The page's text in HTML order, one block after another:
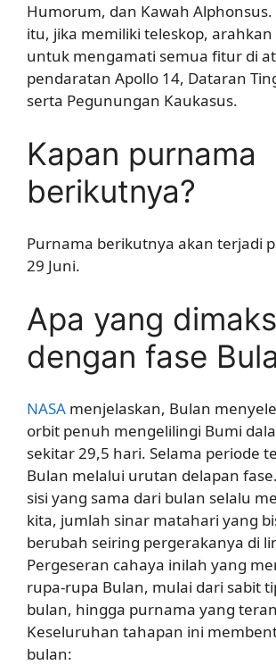
Humorum, dan Kawah
itu, jika memiliki teleskop,
untuk mengamati semua fitur di
pendaratan Apollo 14, Dataran
serta Pegunungan Kaukasus.
Kapan purnama
berikutnya?
Purnama berikutnya akan terjadi
29 Juni.
Apa yang
dengan fase
NASA menjelaskan, Bulan
orbit penuh mengelilingi Bumi
sekitar 29,5 hari. Selama periode
Bulan melalui urutan delapan
sisi yang sama dari bulan selalu
kita, jumlah sinar matahari yang
berubah seiring pergerakanya di
Pergeseran cahaya inilah yang
rupa-rupa Bulan, mulai dari sabit
bulan, hingga purnama yang
Keseluruhan tahapan ini
bulan: